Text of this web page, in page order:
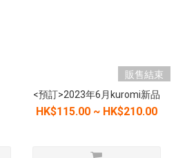
販售結束
<預訂>2023年6月kuromi新品
HK$115.00 ~ HK$210.00